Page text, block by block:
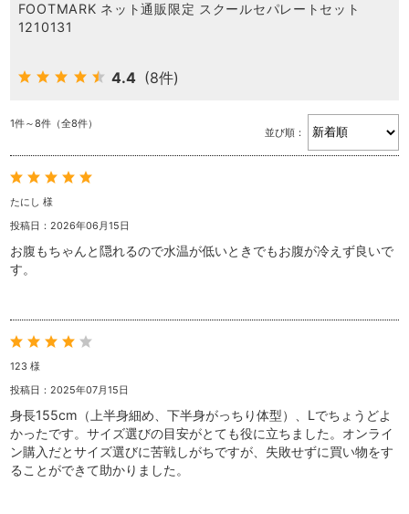
FOOTMARK ネット通販限定 スクールセパレートセット
1210131
4.4 (8件)
1件～8件（全8件）
並び順：
たにし 様
投稿日：2026年06月15日
お腹もちゃんと隠れるので水温が低いときでもお腹が冷えず良いで
す。
123 様
投稿日：2025年07月15日
身長155cm（上半身細め、下半身がっちり体型）、Lでちょうどよ
かったです。サイズ選びの目安がとても役に立ちました。オンライ
ン購入だとサイズ選びに苦戦しがちですが、失敗せずに買い物をす
ることができて助かりました。